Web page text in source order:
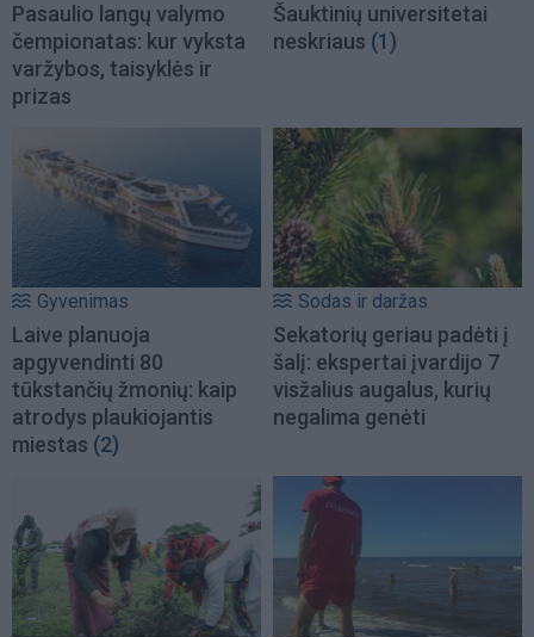
Pasaulio langų valymo
čempionatas: kur vyksta
varžybos, taisyklės ir
prizas
Šauktinių universitetai
neskriaus (1)
Gyvenimas
Laive planuoja
apgyvendinti 80
tūkstančių žmonių: kaip
atrodys plaukiojantis
miestas (2)
Sodas ir daržas
Sekatorių geriau padėti į
šalį: ekspertai įvardijo 7
visžalius augalus, kurių
negalima genėti